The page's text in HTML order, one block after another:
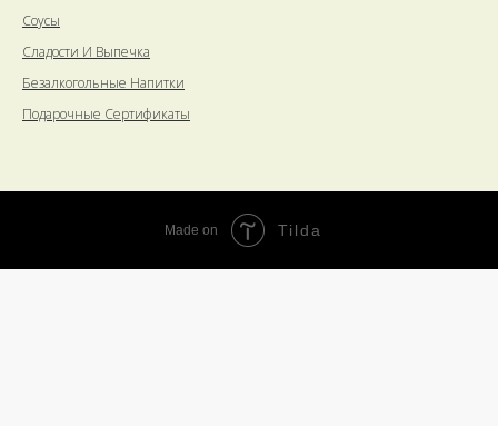
Соусы
Сладости И Выпечка
Безалкогольные Напитки
Подарочные Сертификаты
Made on Tilda